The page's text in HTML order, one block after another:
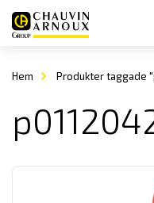
Hem Produkter taggade